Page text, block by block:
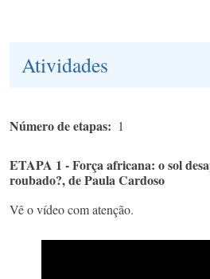
Atividades
Número de etapas 1
ETAPA 1 - Força africana: o sol
roubado?, de Paula Cardoso
Vê o vídeo com atenção.